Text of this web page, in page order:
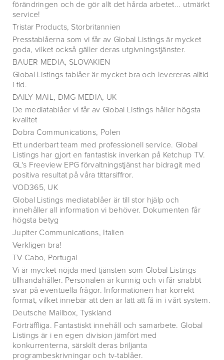
förändringen och de gör allt det hårda arbetet... utmärkt
service!
Tristar Products, Storbritannien
Presstablåerna som vi får av Global Listings är mycket
goda, vilket också gäller deras utgivningstjänster.
BAUER MEDIA, SLOVAKIEN
Global Listings tablåer är mycket bra och levereras alltid
i tid.
DAILY MAIL, DMG MEDIA, UK
De mediatablåer vi får av Global Listings håller högsta
kvalitet
Dobra Communications, Polen
Ett underbart team med professionell service. Global
Listings har gjort en fantastisk inverkan på Ketchup TV.
GL's Freeview EPG förvaltningstjänst har bidragit med
positiva resultat på våra tittarsiffror.
VOD365, UK
Global Listings mediatablåer är till stor hjälp och
innehåller all information vi behöver. Dokumenten får
högsta betyg
Jupiter Communications, Italien
Verkligen bra!
TV Cabo, Portugal
Vi är mycket nöjda med tjänsten som Global Listings
tillhandahåller. Personalen är kunnig och vi får snabbt
svar på eventuella frågor. Informationen har korrekt
format, vilket innebär att den är lätt att få in i vårt system.
Deutsche Mailbox, Tyskland
Förträffliga. Fantastiskt innehåll och samarbete. Global
Listings är i en egen division jämfört med
konkurrenterna, särskilt deras briljanta
programbeskrivningar och tv-tablåer.